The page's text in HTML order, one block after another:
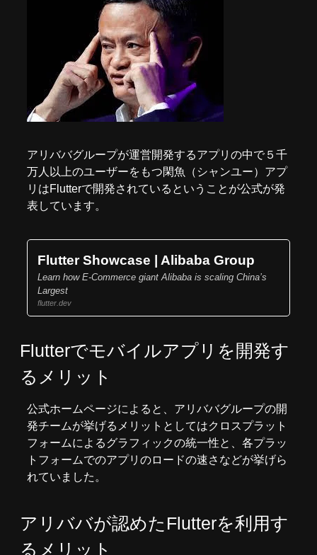
アリババグループが運営開発するアプリの中で５千
万人以上のユーザーをもつ閑魚（シャンユー）アプ
リはFlutterで開発されているということが公式が発
表しています。
Flutter Showcase | Alibaba Group
Learn how E-Commerce giant Alibaba is scaling China’s
Largest
flutter.dev
Flutterでモバイルアプリを開発す
るメリット
公式ホームページによると、アリババグループの開
発チームが挙げるメリットとしてはクロスプラット
フォームによるグラフィックの統一性と、各プラッ
トフォームでのアプリのロードの速さなどが挙げら
れていました。
アリババが認めたFlutterを利用す
るメリット